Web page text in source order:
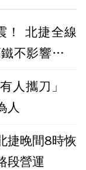
！ 北捷全線
不影響列車
人攜刀」
人
捷晚間8時恢
段營運